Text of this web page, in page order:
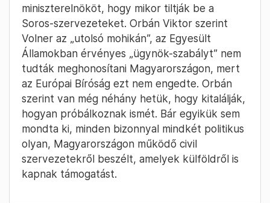
miniszterelnököt, hogy mikor tiltják be a
Soros-szervezeteket. Orbán Viktor szerint
Volner az „utolsó mohikán”, az Egyesült
Államokban érvényes „ügynök-szabályt” nem
tudták meghonosítani Magyarországon, mert
az Európai Bíróság ezt nem engedte. Orbán
szerint van még néhány hetük, hogy kitalálják,
hogyan próbálkoznak ismét. Bár egyikük sem
mondta ki, minden bizonnyal mindkét politikus
olyan, Magyarországon működő civil
szervezetekről beszélt, amelyek külföldről is
kapnak támogatást.